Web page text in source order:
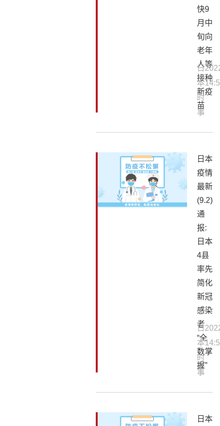
快9
月中
旬向
老年
人等
接种
新疫
苗
日
本
时
事
日本
疫情
最新
(9.2)
通
报:
日本
4县
率先
简化
新冠
感染
者
“全
数掌
握”
日
本
时
事
日本